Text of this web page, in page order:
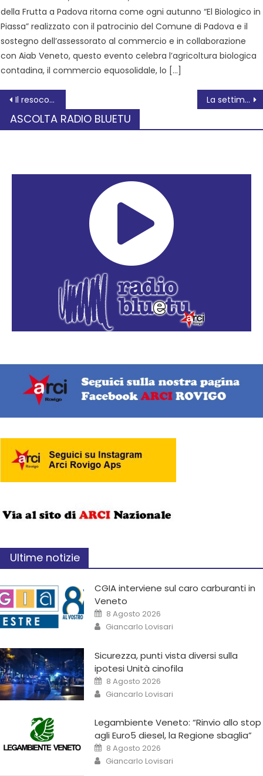
della Frutta a Padova ritorna come ogni autunno “El Biologico in
Piassa” realizzato con il patrocinio del Comune di Padova e il
sostegno dell’assessorato al commercio e in collaborazione
con Aiab Veneto, questo evento celebra l’agricoltura biologica
contadina, il commercio equosolidale, lo […]
Il resoconto di un anno di sviluppo sostenibile nel Comune di Adria in un appuntamento gratuito aperto alla cittadinanza La settimana culturale dell’Arci da lunedì 11 a domenica 17 aprile 2022
ASCOLTA RADIO BLUETU
Ultime notizie
CGIA interviene sul caro carburanti in
Veneto
8 Agosto 2026
Giancarlo Lovisari
Sicurezza, punti vista diversi sulla
ipotesi Unità cinofila
8 Agosto 2026
Giancarlo Lovisari
Legambiente Veneto: “Rinvio allo stop
agli Euro5 diesel, la Regione sbaglia”
8 Agosto 2026
Giancarlo Lovisari